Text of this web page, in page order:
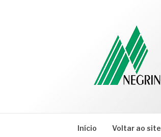
Início Voltar ao site